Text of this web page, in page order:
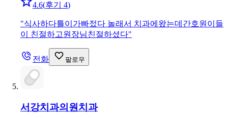
4.6(후기 4)
"식사하다틀이가빠젔다 놀래서 치과에왔는데간호원이들
이 친절하고원장님친절하셨다"
전화 팔로우
서강치과의원 치과